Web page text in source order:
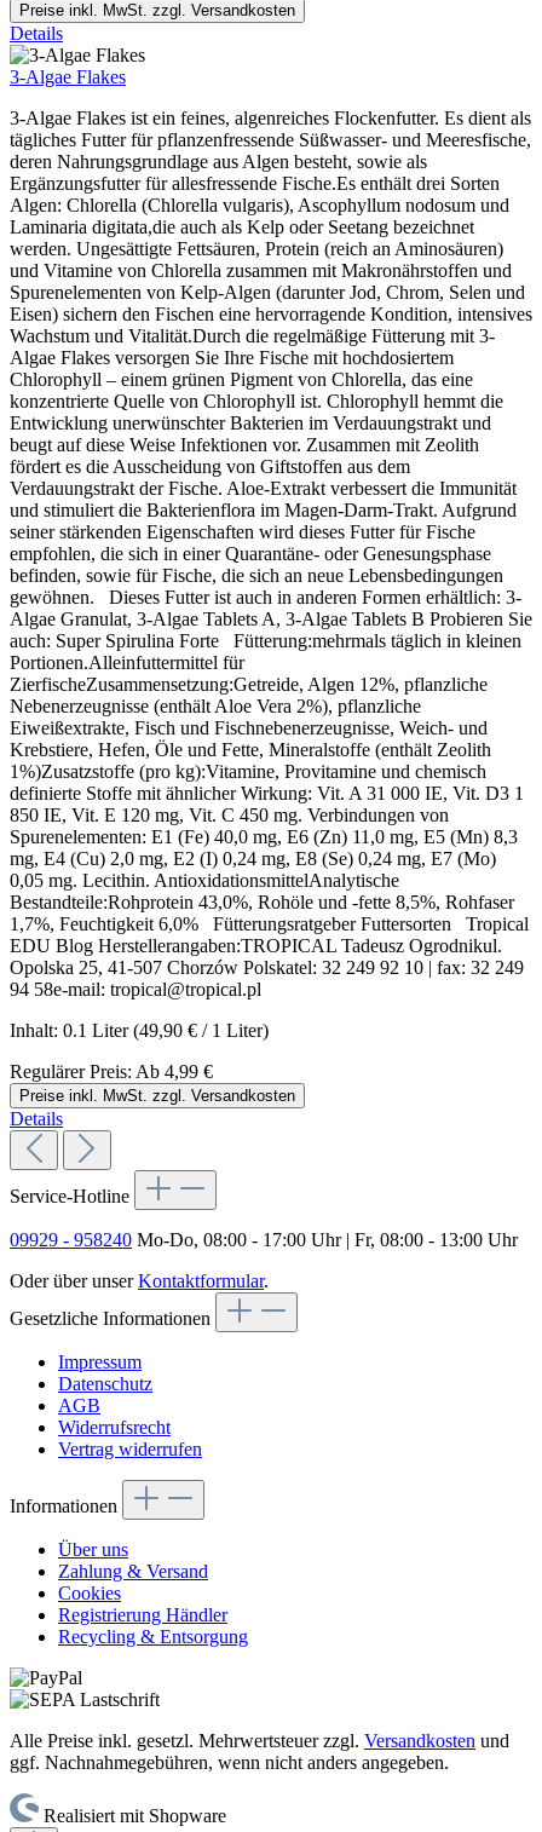
Preise inkl. MwSt. zzgl. Versandkosten
Details
3-Algae Flakes
3-Algae Flakes ist ein feines, algenreiches Flockenfutter. Es dient als
tägliches Futter für pflanzenfressende Süßwasser- und Meeresfische,
deren Nahrungsgrundlage aus Algen besteht, sowie als
Ergänzungsfutter für allesfressende Fische.Es enthält drei Sorten
Algen: Chlorella (Chlorella vulgaris), Ascophyllum nodosum und
Laminaria digitata,die auch als Kelp oder Seetang bezeichnet
werden. Ungesättigte Fettsäuren, Protein (reich an Aminosäuren)
und Vitamine von Chlorella zusammen mit Makronährstoffen und
Spurenelementen von Kelp-Algen (darunter Jod, Chrom, Selen und
Eisen) sichern den Fischen eine hervorragende Kondition, intensives
Wachstum und Vitalität.Durch die regelmäßige Fütterung mit 3-
Algae Flakes versorgen Sie Ihre Fische mit hochdosiertem
Chlorophyll – einem grünen Pigment von Chlorella, das eine
konzentrierte Quelle von Chlorophyll ist. Chlorophyll hemmt die
Entwicklung unerwünschter Bakterien im Verdauungstrakt und
beugt auf diese Weise Infektionen vor. Zusammen mit Zeolith
fördert es die Ausscheidung von Giftstoffen aus dem
Verdauungstrakt der Fische. Aloe-Extrakt verbessert die Immunität
und stimuliert die Bakterienflora im Magen-Darm-Trakt. Aufgrund
seiner stärkenden Eigenschaften wird dieses Futter für Fische
empfohlen, die sich in einer Quarantäne- oder Genesungsphase
befinden, sowie für Fische, die sich an neue Lebensbedingungen
gewöhnen. Dieses Futter ist auch in anderen Formen erhältlich: 3-
Algae Granulat, 3-Algae Tablets A, 3-Algae Tablets B Probieren Sie
auch: Super Spirulina Forte Fütterung:mehrmals täglich in kleinen
Portionen.Alleinfuttermittel für
ZierfischeZusammensetzung:Getreide, Algen 12%, pflanzliche
Nebenerzeugnisse (enthält Aloe Vera 2%), pflanzliche
Eiweißextrakte, Fisch und Fischnebenerzeugnisse, Weich- und
Krebstiere, Hefen, Öle und Fette, Mineralstoffe (enthält Zeolith
1%)Zusatzstoffe (pro kg):Vitamine, Provitamine und chemisch
definierte Stoffe mit ähnlicher Wirkung: Vit. A 31 000 IE, Vit. D3 1
850 IE, Vit. E 120 mg, Vit. C 450 mg. Verbindungen von
Spurenelementen: E1 (Fe) 40,0 mg, E6 (Zn) 11,0 mg, E5 (Mn) 8,3
mg, E4 (Cu) 2,0 mg, E2 (I) 0,24 mg, E8 (Se) 0,24 mg, E7 (Mo)
0,05 mg. Lecithin. AntioxidationsmittelAnalytische
Bestandteile:Rohprotein 43,0%, Rohöle und -fette 8,5%, Rohfaser
1,7%, Feuchtigkeit 6,0% Fütterungsratgeber Futtersorten Tropical
EDU Blog Herstellerangaben:TROPICAL Tadeusz Ogrodnikul.
Opolska 25, 41-507 Chorzów Polskatel: 32 249 92 10 | fax: 32 249
94 58e-mail: tropical@tropical.pl
Inhalt: 0.1 Liter(49,90 € / 1 Liter)
Regulärer Preis: Ab 4,99 €
Preise inkl. MwSt. zzgl. Versandkosten
Details
Service-Hotline
09929 - 958240 Mo-Do, 08:00 - 17:00 Uhr | Fr, 08:00 - 13:00 Uhr
Oder über unserKontaktformular.
Gesetzliche Informationen
Impressum
Datenschutz
AGB
Widerrufsrecht
Vertrag widerrufen
Informationen
Über uns
Zahlung & Versand
Cookies
Registrierung Händler
Recycling & Entsorgung
Alle Preise inkl. gesetzl. Mehrwertsteuer zzgl. Versandkosten und
ggf. Nachnahmegebühren, wenn nicht anders angegeben.
Realisiert mit Shopware